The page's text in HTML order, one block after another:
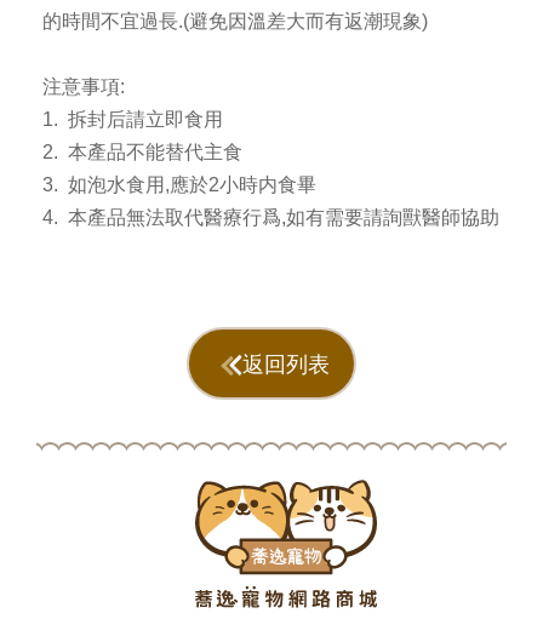
的時間不宜過長.(避免因溫差大而有返潮現象)
注意事項:
1. 拆封后請立即食用
2. 本產品不能替代主食
3. 如泡水食用,應於2小時内食畢
4. 本產品無法取代醫療行爲,如有需要請詢獸醫師協助
返回列表